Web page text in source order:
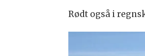
Rødt også i